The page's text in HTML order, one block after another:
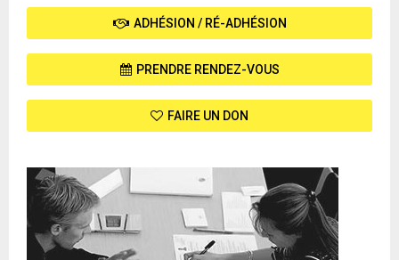
ADHÉSION / RÉ-ADHÉSION
PRENDRE RENDEZ-VOUS
FAIRE UN DON